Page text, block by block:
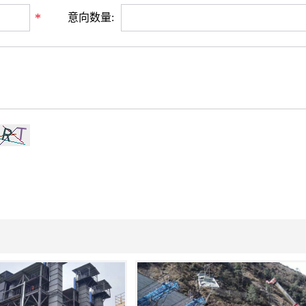
* 意向数量: